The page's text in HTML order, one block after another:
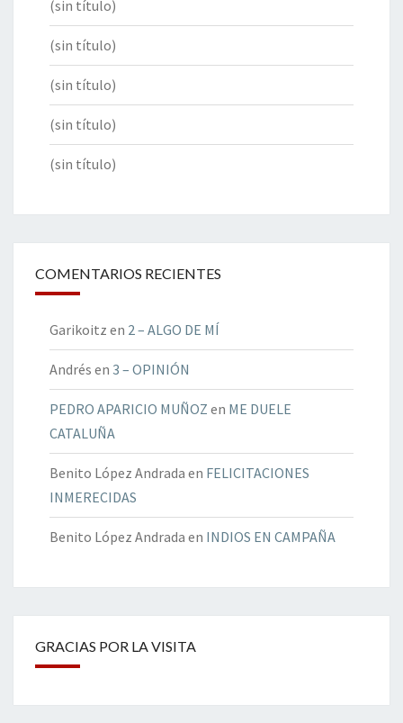
(sin título)
(sin título)
(sin título)
(sin título)
(sin título)
COMENTARIOS RECIENTES
Garikoitz en 2 – ALGO DE MÍ
Andrés en 3 – OPINIÓN
PEDRO APARICIO MUÑOZ en ME DUELE
CATALUÑA
Benito López Andrada en FELICITACIONES
INMERECIDAS
Benito López Andrada en INDIOS EN CAMPAÑA
GRACIAS POR LA VISITA